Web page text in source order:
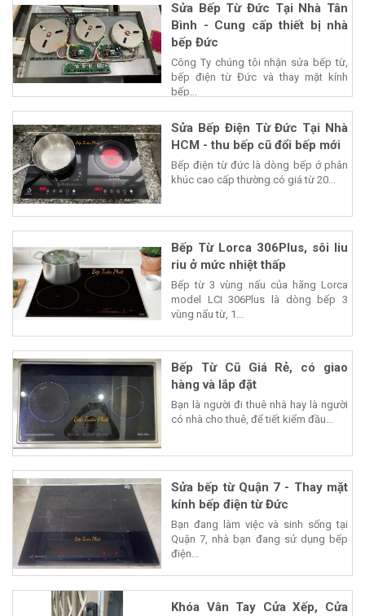
Sửa Bếp Từ Đức Tại Nhà Tân
Bình - Cung cấp thiết bị nhà
bếp Đức
Công Ty chúng tôi nhận sửa bếp từ,
bếp điện từ Đức và thay mặt kính
bếp...
Sửa Bếp Điện Từ Đức Tại Nhà
HCM - thu bếp cũ đổi bếp mới
Bếp điện từ đức là dòng bếp ở phân
khúc cao cấp thường có giá từ 20...
Bếp Từ Lorca 306Plus, sôi liu
riu ở mức nhiệt thấp
Bếp từ 3 vùng nấu của hãng Lorca
model LCI 306Plus là dòng bếp 3
vùng nấu từ, 1...
Bếp Từ Cũ Giá Rẻ, có giao
hàng và lắp đặt
Bạn là người đi thuê nhà hay là người
có nhà cho thuê, để tiết kiểm đầu...
Sửa bếp từ Quận 7 - Thay mặt
kính bếp điện từ Đức
Bạn đang làm việc và sinh sống tại
Quận 7, nhà bạn đang sử dụng bếp
điện...
Khóa Vân Tay Cửa Xếp, Cửa